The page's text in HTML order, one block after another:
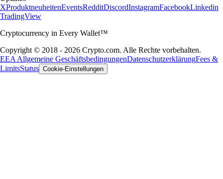
XProduktneuheitenEventsRedditDiscordInstagramFacebookLinkedin
TradingView
Cryptocurrency in Every Wallet™
Copyright © 2018 - 2026 Crypto.com. Alle Rechte vorbehalten.
EEA Allgemeine GeschäftsbedingungenDatenschutzerklärungFees &
LimitsStatus Cookie-Einstellungen